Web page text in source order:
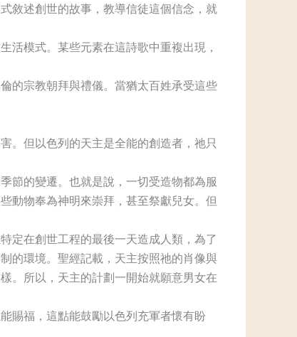
敘述創世的故事，教導信徒這個信念，就
活模式。某些元素在這詩歌中重複出現，
的宗教朝拜與禮儀。當猶太百姓承受這些
。但以色列的天主是全能的創造者，祂只
節的變遷。也就是說，一切受造物都為服
動物奉為神明來崇拜，甚至祭獻兒女。但
定在創世工程的最後一天造成人類，為了
的環境。聖經記載，天主按照祂的肖像與
。所以，天主的計劃一開始就願意男女在
賜福，這點能鼓勵以色列充軍者懷有盼